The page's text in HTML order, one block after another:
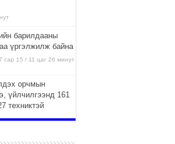
барилдааны
үргэлжилж байна
сар 15 / 11 цаг 26 минут
орчмын
үйлчилгээнд 161
техниктэй